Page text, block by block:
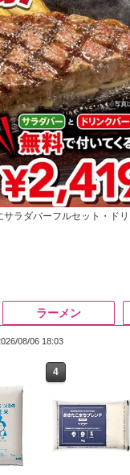
ラダバーフルセット・ド
08/06 18:03
4
ラーメン